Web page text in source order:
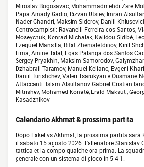
Miroslav Bogosavac, Mohammadmehdi Zare
Papa Amady Gadio, Rizvan Utsiev, Imran
Nader Ghandri, Maksim Sidorov, Daniil
Centrocampisti: Ravanelli Ferreira dos Santos,
Moseychuk, Konrad Michalak, Kalidou Sidibé,
Ezequiel Mansilla, Rifat Zhemaletdinov, Kirill
Lima, Amine Talal, Egas Palanga dos Santos
Sergey Pryakhin, Maksim Samorodov,
Dzhabrail Taramov, Manuel Keliano, Evgeni
Daniil Turishchev, Valeri Tsarukyan e Ousmane
Attaccanti: Islam Alsultanov, Gabriel Cristian
Mitrishev, Mohamed Konaté, Erald Maksuti,
Kasadzhikov
Calendario Akhmat & prossima partita
Dopo Fakel vs Akhmat, la prossima partita sarà
il sabato 15 agosto 2026. L'allenatore Stanislav
tattica et la compo qualche ora prima. La
generale con un sistema di gioco in 5-4-1.